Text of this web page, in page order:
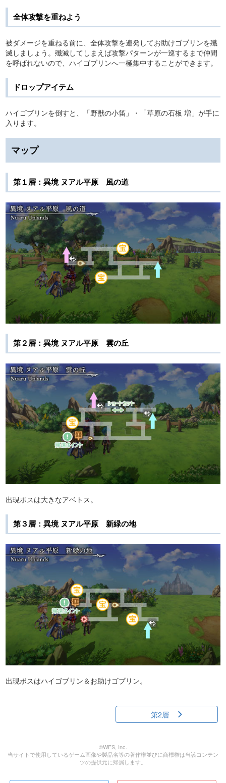
全体攻撃を重ねよう
被ダメージを重ねる前に、全体攻撃を連発してお助けゴブリンを殲
滅しましょう。殲滅してしまえば攻撃パターンが一巡するまで仲間
を呼ばれないので、ハイゴブリンへ一極集中することができます。
ドロップアイテム
ハイゴブリンを倒すと、「野獣の小笛」・「草原の石板 増」が手に
入ります。
マップ
第１層：異境 ヌアル平原 風の道
第２層：異境 ヌアル平原 雲の丘
出現ボスは大きなアベトス。
第３層：異境 ヌアル平原 新緑の地
出現ボスはハイゴブリン＆お助けゴブリン。
第2層
©WFS, Inc.
当サイトで使用しているゲーム画像や製品名等の著作権並びに商標権は当該コンテン
ツの提供元に帰属します。